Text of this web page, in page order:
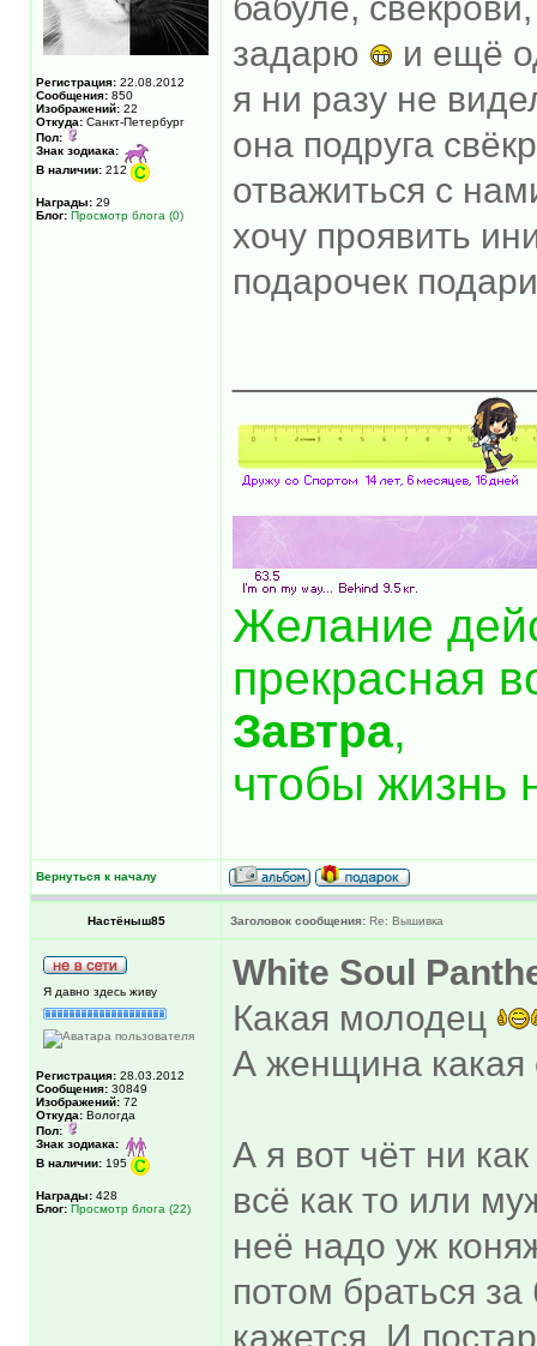
Регистрация: 22.08.2012
Сообщения: 850
Изображений: 22
Откуда: Санкт-Петербург
Пол:
Знак зодиака:
В наличии: 212
Награды: 29
Блог: Просмотр блога (0)
задарю
и ещё
я ни разу не
она подруга
отважиться с
хочу проявить
подарочек
Желание
прекрасная
Завтра,
чтобы жизнь
Вернуться к началу
Настёныш85 Заголовок сообщения: Re: Вышивка
Я давно здесь живу
Регистрация: 28.03.2012
Сообщения: 30849
Изображений: 72
Откуда: Вологда
Пол:
Знак зодиака:
В наличии: 195
Награды: 428
Блог: Просмотр блога (22)
White Soul
Какая молодец
А женщина какая
А я вот чёт ни
всё как то или
неё надо уж
потом браться
кажется. И